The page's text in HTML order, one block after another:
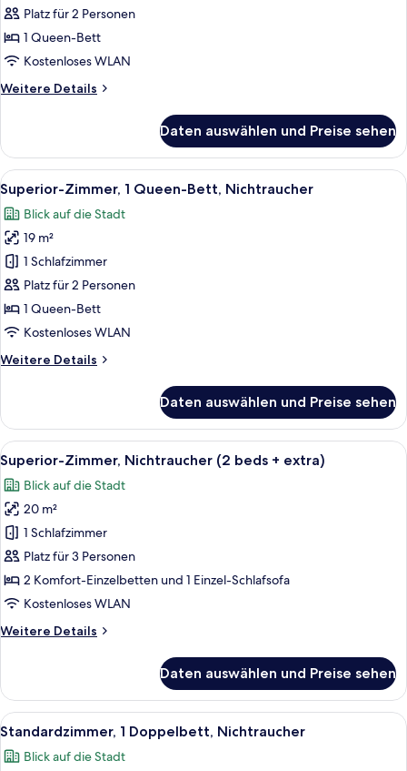
Queen-
Bett,
Raucher
Platz für 2 Personen
1 Queen-Bett
Kostenloses WLAN
Weitere Details
Weitere
1
Queen-
Bett,
Raucher
Daten auswählen und Preise sehen
Alle
Fotos
für
Superior-
Zimmer,
1
Queen-
Bett,
anzeigen
Ein Hotelzimmer mit Bett, rundem
4
Superior-Zimmer, 1 Queen-Bett, Nichtraucher
Blick auf die Stadt
19 m²
1 Schlafzimmer
Platz für 2 Personen
1 Queen-Bett
Kostenloses WLAN
Weitere Details
Weitere
Zimmer,
Queen-
Bett,
Nichtraucher
Daten auswählen und Preise sehen
Alle
Fotos
für
Superior-
Zimmer,
Nichtraucher
(2
beds
extra)
Ein Hotelzimmer mit zwei Betten,
3
Superior-Zimmer, Nichtraucher (2 beds + extra)
Blick auf die Stadt
20 m²
1 Schlafzimmer
Platz für 3 Personen
2 Komfort-Einzelbetten und 1 Einzel-Schlafsofa
Kostenloses WLAN
Weitere Details
Weitere
Zimmer,
Nichtraucher
(2
+
Daten auswählen und Preise sehen
Alle
Fotos
für
Ein Hotelzimmer mit Bett,
5
Standardzimmer, 1 Doppelbett, Nichtraucher
Blick auf die Stadt